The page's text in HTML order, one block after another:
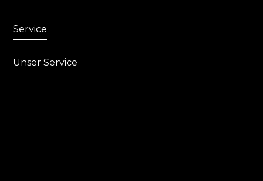
Service
Unser Service